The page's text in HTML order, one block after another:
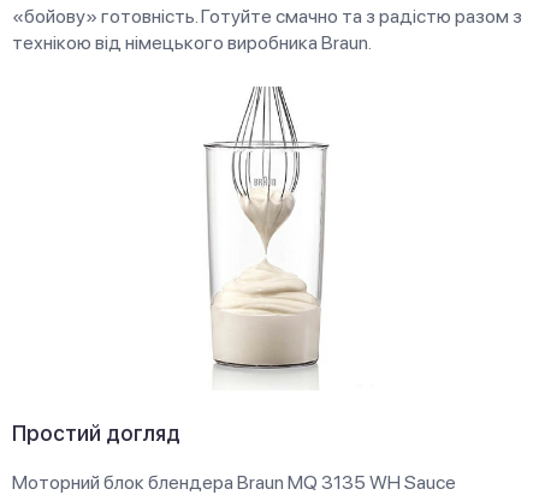
«бойову» готовність. Готуйте смачно та з радістю разом з
технікою від німецького виробника Braun.
Простий догляд
Моторний блок блендера Braun MQ 3135 WH Sauce